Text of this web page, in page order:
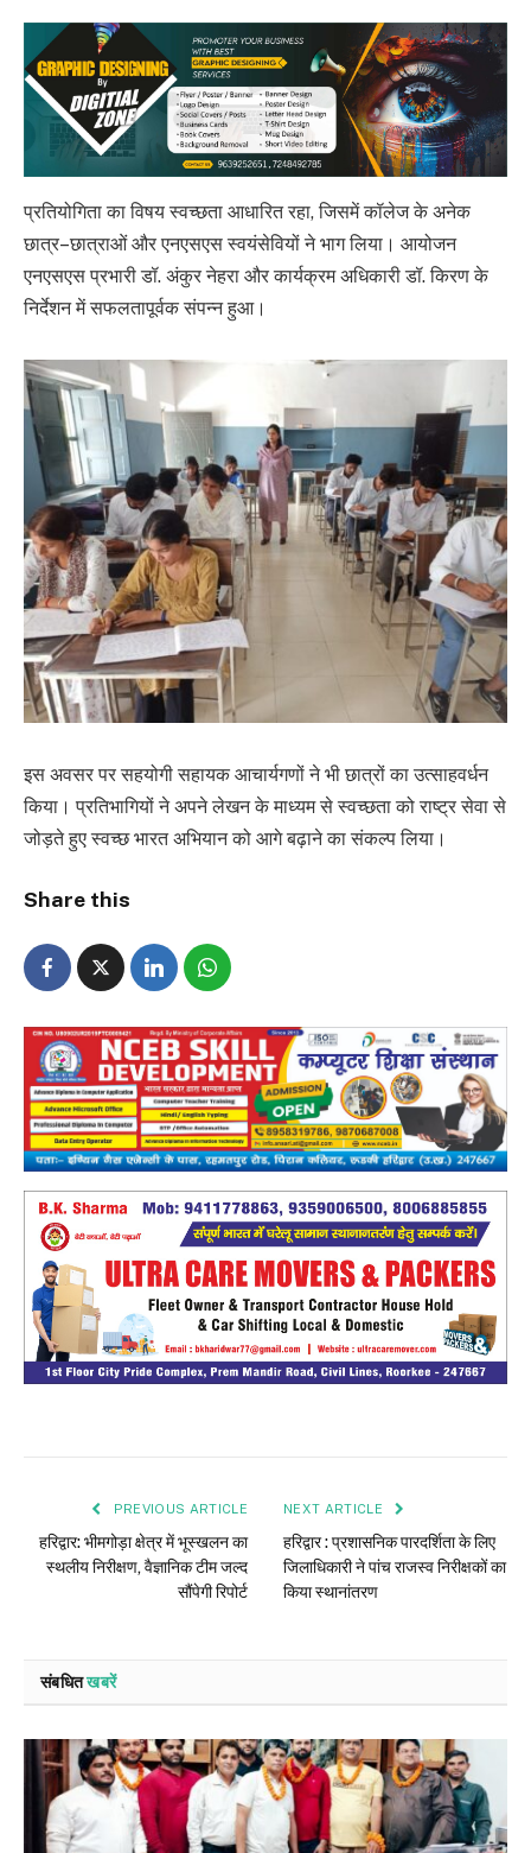
प्रतियोगिता का विषय स्वच्छता आधारित रहा, जिसमें कॉलेज के अनेक
छात्र–छात्राओं और एनएसएस स्वयंसेवियों ने भाग लिया। आयोजन
एनएसएस प्रभारी डॉ. अंकुर नेहरा और कार्यक्रम अधिकारी डॉ. किरण के
निर्देशन में सफलतापूर्वक संपन्न हुआ।
इस अवसर पर सहयोगी सहायक आचार्यगणों ने भी छात्रों का उत्साहवर्धन
किया। प्रतिभागियों ने अपने लेखन के माध्यम से स्वच्छता को राष्ट्र सेवा से
जोड़ते हुए स्वच्छ भारत अभियान को आगे बढ़ाने का संकल्प लिया।
Share this
PREVIOUS ARTICLE
हरिद्वार: भीमगोड़ा क्षेत्र में भूस्खलन का
स्थलीय निरीक्षण, वैज्ञानिक टीम जल्द
सौंपेगी रिपोर्ट
NEXT ARTICLE
हरिद्वार : प्रशासनिक पारदर्शिता के लिए
जिलाधिकारी ने पांच राजस्व निरीक्षकों का
किया स्थानांतरण
संबधितखबरें